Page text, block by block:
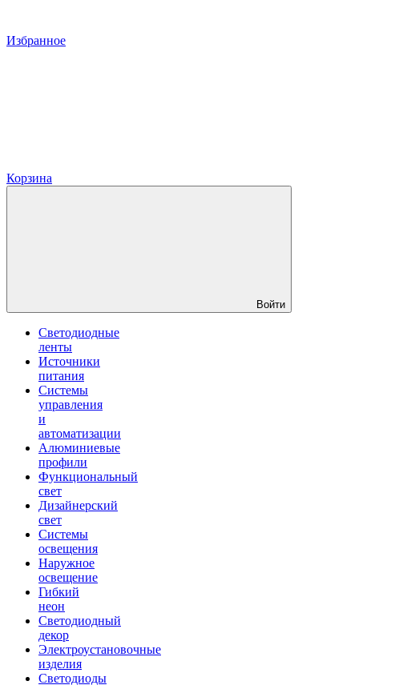
Избранное
Корзина
Войти
Светодиодные
ленты
Источники
питания
Системы
управления
и
автоматизации
Алюминиевые
профили
Функциональный
свет
Дизайнерский
свет
Системы
освещения
Наружное
освещение
Гибкий
неон
Светодиодный
декор
Электроустановочные
изделия
Светодиоды